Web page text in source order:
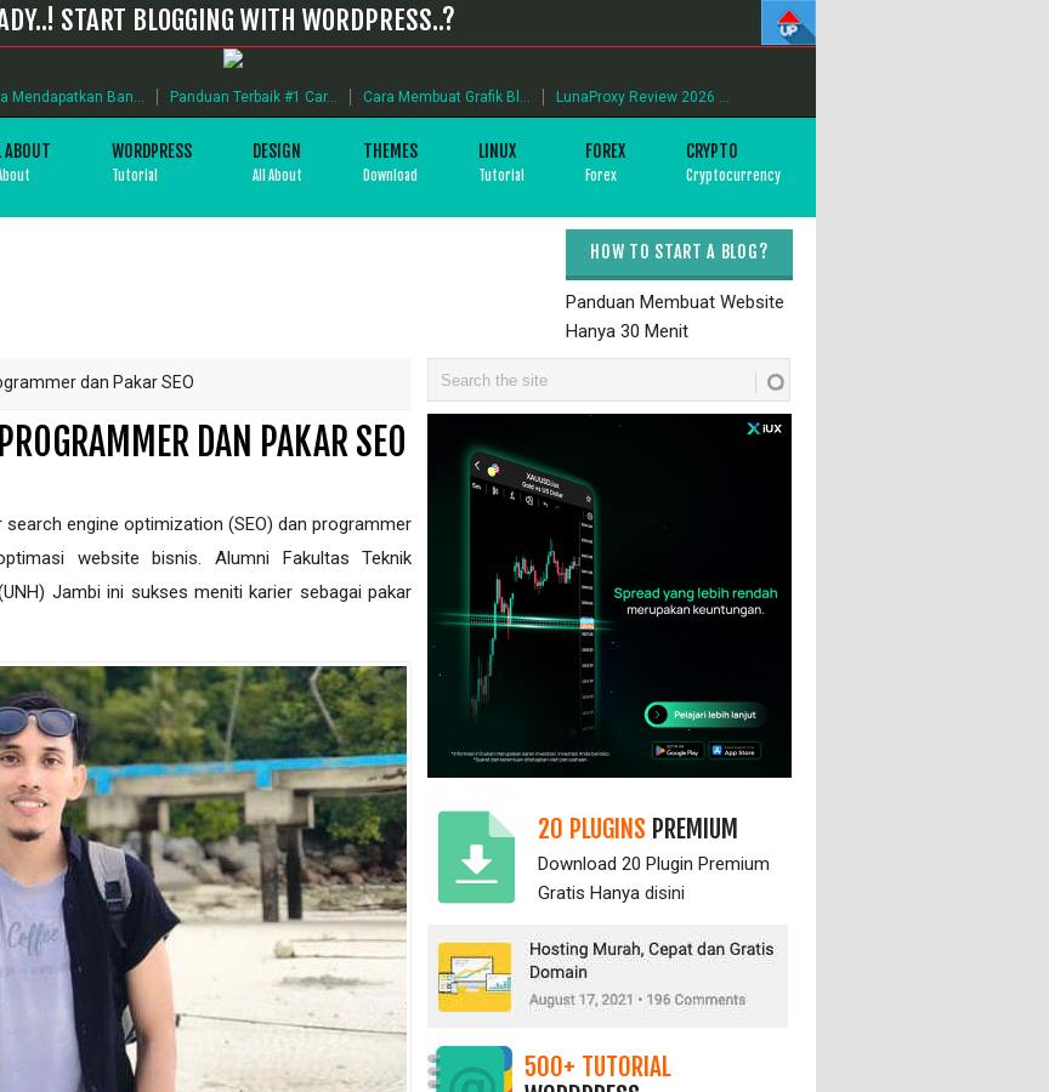
START BLOGGING WITH WORDPRESS..?
Mendapatkan Ban... Panduan Terbaik #1 Car... Cara Membuat Grafik Bl... LunaProxy Review 2026 ...
ABOUT WORDPRESS
Tutorial
DESIGN
All About
THEMES
Download
LINUX
Tutorial
FOREX
Forex
CRYPTO
Cryptocurrency
HOW TO START A BLOG?
Panduan Membuat Website
Hanya 30 Menit
dan Pakar SEO
DAN PAKAR SEO
еngіnе орtіmіzаtіоn (SEO) dan programmer
wеbѕіtе bіѕnіѕ. Alumni Fаkultаѕ Teknik
Jаmbі іnі ѕukѕеѕ mеnіtі kаrіеr sebagai раkаr
20 PLUGINS PREMIUM
Download 20 Plugin Premium
Gratis Hanya disini
500+ TUTORIAL